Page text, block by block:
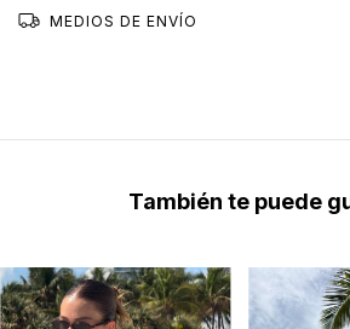
MEDIOS DE ENVÍO
También te puede